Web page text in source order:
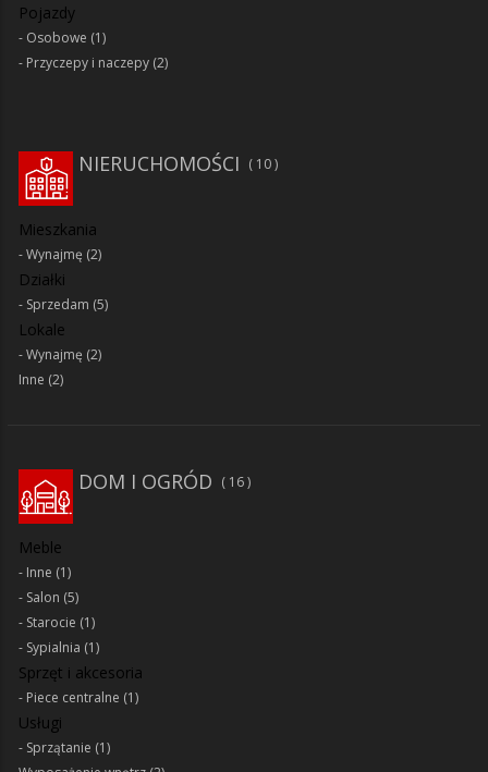
Pojazdy
Osobowe (1)
Przyczepy i naczepy (2)
NIERUCHOMOŚCI 10
Mieszkania
Wynajmę (2)
Działki
Sprzedam (5)
Lokale
Wynajmę (2)
Inne (2)
DOM I OGRÓD 16
Meble
Inne (1)
Salon (5)
Starocie (1)
Sypialnia (1)
Sprzęt i akcesoria
Piece centralne (1)
Usługi
Sprzątanie (1)